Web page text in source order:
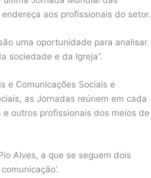
aos profissionais do setor.
uma oportunidade para analisar
sociedade e da Igreja”.
e Comunicações Sociais e
as Jornadas reúnem em cada
outros profissionais dos meios de
Alves, a que se seguem dois